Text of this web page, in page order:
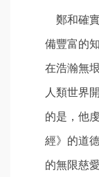
鄭和確
備豐富的
在浩瀚無
人類世界
的是，他
經》的道
的無限慈